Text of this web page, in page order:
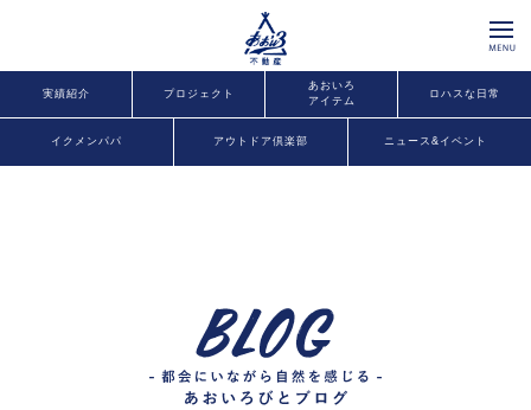
実績紹介 プロジェクト
あおいろ
アイテム
ロハスな日常
イクメンパパ アウトドア倶楽部 ニュース&イベント